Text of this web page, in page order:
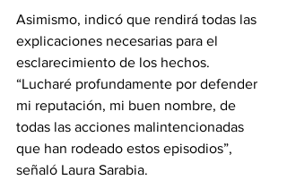
Asimismo, indicó que rendirá todas las
explicaciones necesarias para el
esclarecimiento de los hechos.
“Lucharé profundamente por defender
mi reputación, mi buen nombre, de
todas las acciones malintencionadas
que han rodeado estos episodios”,
señaló Laura Sarabia.